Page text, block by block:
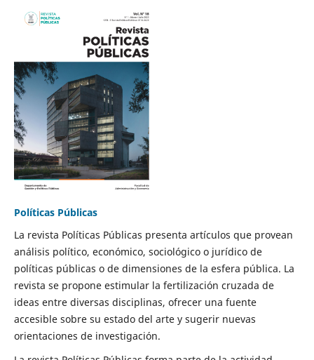
Políticas Públicas
La revista Políticas Públicas presenta artículos que provean
análisis político, económico, sociológico o jurídico de
políticas públicas o de dimensiones de la esfera pública. La
revista se propone estimular la fertilización cruzada de
ideas entre diversas disciplinas, ofrecer una fuente
accesible sobre su estado del arte y sugerir nuevas
orientaciones de investigación.